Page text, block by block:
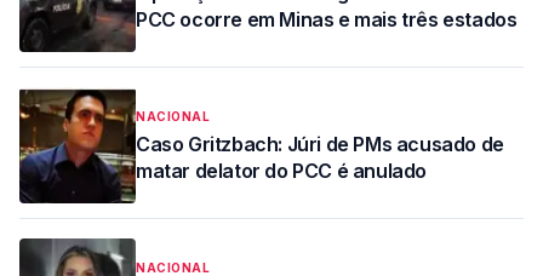
PCC ocorre em Minas e mais três estados
NACIONAL
Caso Gritzbach: Júri de PMs acusado de
matar delator do PCC é anulado
NACIONAL